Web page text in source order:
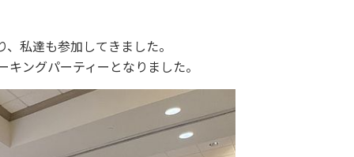
私達も参加してきました。
ングパーティーとなりました。